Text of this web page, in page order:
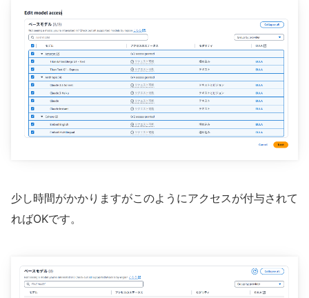
少し時間がかかりますがこのようにアクセスが付与されて
ればOKです。